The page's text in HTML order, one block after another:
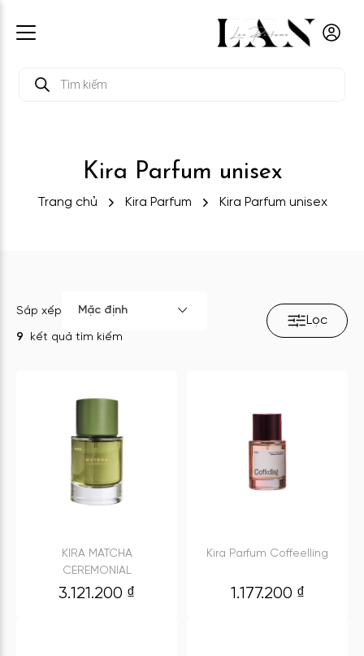
kiếm
Kira Parfum unisex
Trang chủ Kira Parfum Kira Parfum unisex
Lọc
Sắp xếp Mặc định
9 kết quả tìm kiếm
KIRA MATCHA
CEREMONIAL
3.121.200 ₫
Kira Parfum Coffeelling
1.177.200 ₫